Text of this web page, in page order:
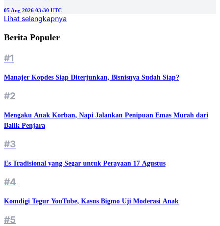
05 Aug 2026 03:30 UTC
Lihat selengkapnya
Berita Populer
#1
Manajer Kopdes Siap Diterjunkan, Bisnisnya Sudah Siap?
#2
Mengaku Anak Korban, Napi Jalankan Penipuan Emas Murah dari
Balik Penjara
#3
Es Tradisional yang Segar untuk Perayaan 17 Agustus
#4
Komdigi Tegur YouTube, Kasus Bigmo Uji Moderasi Anak
#5